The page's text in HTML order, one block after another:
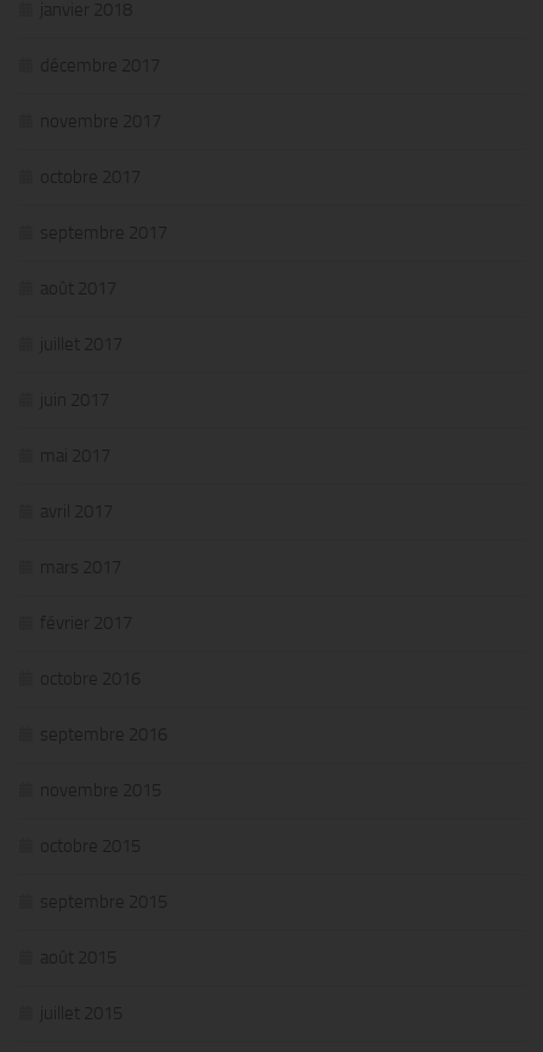
janvier 2018
décembre 2017
novembre 2017
octobre 2017
septembre 2017
août 2017
juillet 2017
juin 2017
mai 2017
avril 2017
mars 2017
février 2017
octobre 2016
septembre 2016
novembre 2015
octobre 2015
septembre 2015
août 2015
juillet 2015